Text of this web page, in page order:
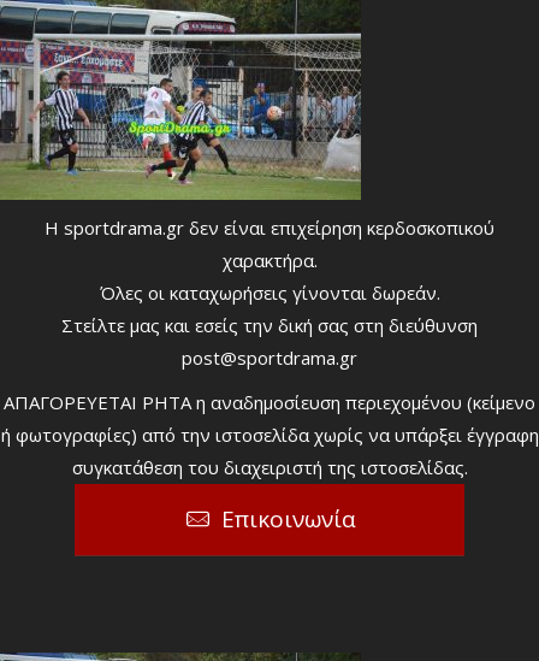
Η sportdrama.gr δεν είναι επιχείρηση κερδοσκοπικού
χαρακτήρα.
Όλες οι καταχωρήσεις γίνονται δωρεάν.
Στείλτε μας και εσείς την δική σας στη διεύθυνση
post@sportdrama.gr
ΑΠΑΓΟΡΕΥΕΤΑΙ ΡΗΤΑ η αναδημοσίευση περιεχομένου (κείμενο
ή φωτογραφίες) από την ιστοσελίδα χωρίς να υπάρξει έγγραφη
συγκατάθεση του διαχειριστή της ιστοσελίδας.
Επικοινωνία